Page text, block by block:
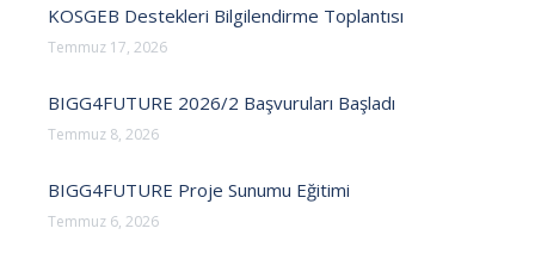
KOSGEB Destekleri Bilgilendirme Toplantısı
Temmuz 17, 2026
BIGG4FUTURE 2026/2 Başvuruları Başladı
Temmuz 8, 2026
BIGG4FUTURE Proje Sunumu Eğitimi
Temmuz 6, 2026